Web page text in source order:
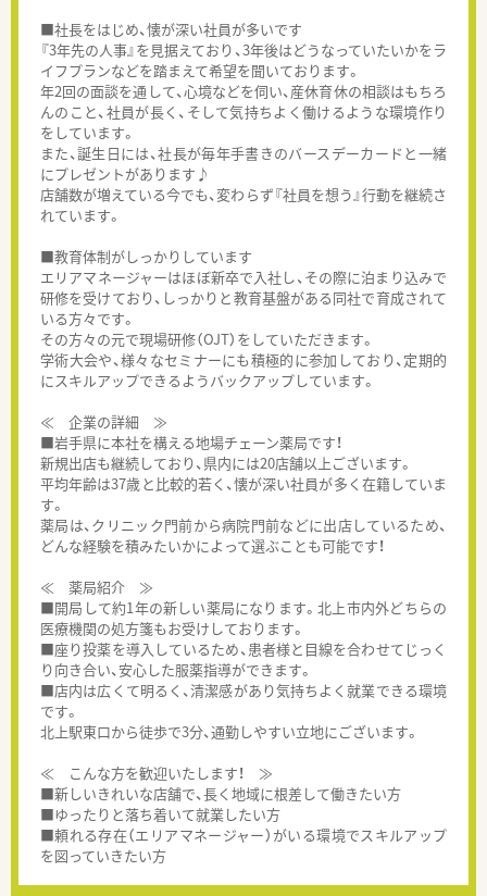
■社長をはじめ、懐が深い社員が多いです
『3年先の人事』を見据えており、3年後はどうなっていたいかをラ
イフプランなどを踏まえて希望を聞いております。
年2回の面談を通して、心境などを伺い、産休育休の相談はもちろ
んのこと、社員が長く、そして気持ちよく働けるような環境作り
をしています。
また、誕生日には、社長が毎年手書きのバースデーカードと一緒
にプレゼントがあります♪
店舗数が増えている今でも、変わらず『社員を想う』行動を継続さ
れています。
■教育体制がしっかりしています
エリアマネージャーはほぼ新卒で入社し、その際に泊まり込みで
研修を受けており、しっかりと教育基盤がある同社で育成されて
いる方々です。
その方々の元で現場研修（OJT）をしていただきます。
学術大会や、様々なセミナーにも積極的に参加しており、定期的
にスキルアップできるようバックアップしています。
≪ 企業の詳細 ≫
■岩手県に本社を構える地場チェーン薬局です！
新規出店も継続しており、県内には20店舗以上ございます。
平均年齢は37歳と比較的若く、懐が深い社員が多く在籍していま
す。
薬局は、クリニック門前から病院門前などに出店しているため、
どんな経験を積みたいかによって選ぶことも可能です！
≪ 薬局紹介 ≫
■開局して約1年の新しい薬局になります。北上市内外どちらの
医療機関の処方箋もお受けしております。
■座り投薬を導入しているため、患者様と目線を合わせてじっく
り向き合い、安心した服薬指導ができます。
■店内は広くて明るく、清潔感があり気持ちよく就業できる環境
です。
北上駅東口から徒歩で3分、通勤しやすい立地にございます。
≪ こんな方を歓迎いたします！ ≫
■新しいきれいな店舗で、長く地域に根差して働きたい方
■ゆったりと落ち着いて就業したい方
■頼れる存在（エリアマネージャー）がいる環境でスキルアップ
を図っていきたい方